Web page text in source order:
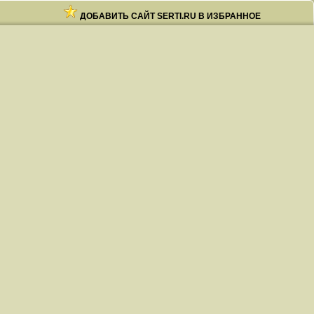
ДОБАВИТЬ САЙТ SERTI.RU В ИЗБРАННОЕ